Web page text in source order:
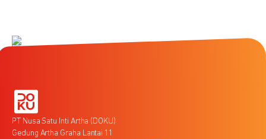
PT Nusa Satu Inti Artha (DOKU)
Gedung Artha Graha Lantai 11